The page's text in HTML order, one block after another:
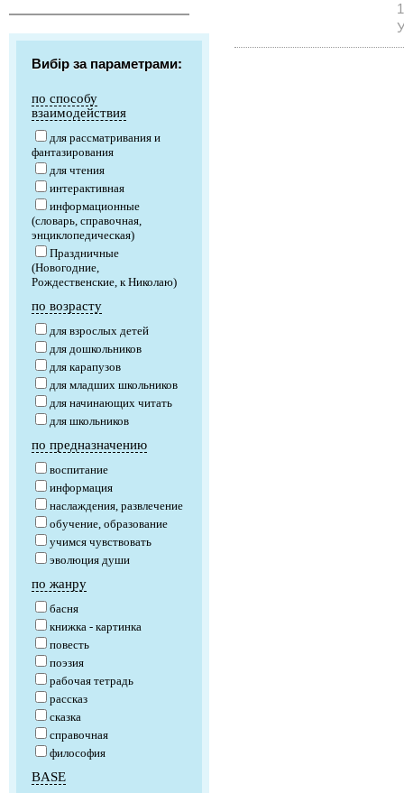
Вибір за параметрами:
по способу
взаимодействия
для рассматривания и
фантазирования
для чтения
интерактивная
информационные
(словарь, справочная,
энциклопедическая)
Праздничные
(Новогодние,
Рождественские, к Николаю)
по возрасту
для взрослых детей
для дошкольников
для карапузов
для младших школьников
для начинающих читать
для школьников
по предназначению
воспитание
информация
наслаждения, развлечение
обучение, образование
учимся чувствовать
эволюция души
по жанру
басня
книжка - картинка
повесть
поэзия
рабочая тетрадь
рассказ
сказка
справочная
философия
BASE